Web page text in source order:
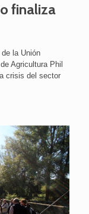
finaliza
la Unión
Agricultura Phil
crisis del sector